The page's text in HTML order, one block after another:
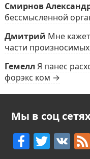
Смирнов
бессмысленной
Дмитрий Мне
части
Гемелл Я панес
форэкс ком →
Мы в соц
F T V